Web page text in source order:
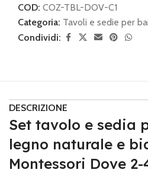
3 o 4 rate senza
Da 30 € di acquisto
💡Come funziona:Scegli alla
3 o 4 rate con Klarna
e imposta le rate mensili.
🔒 Pagamento sicuro
COD: COZ-TBL-DOV-C1
Categoria: Tavoli e sedie per
Condividi:
DESCRIZIONE
Set tavolo e sedia
legno naturale e
Montessori Dove